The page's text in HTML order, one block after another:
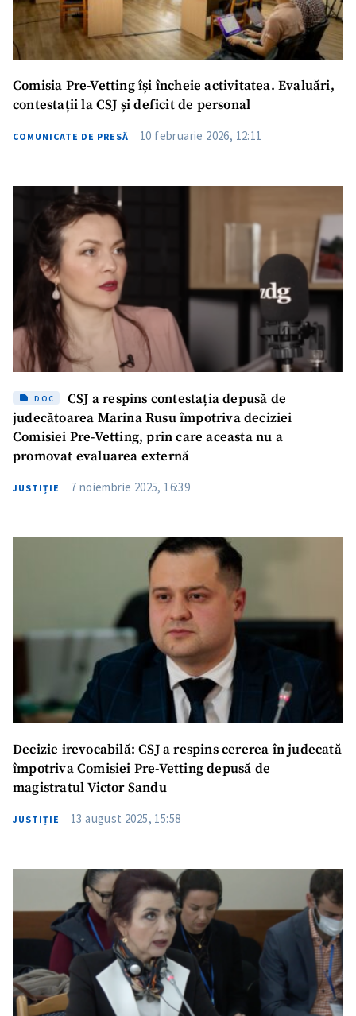
Comisia Pre-Vetting își încheie activitatea. Evaluări,
contestații la CSJ și deficit de personal
COMUNICATE DE PRESĂ 10 februarie 2026, 12:11
DOC
CSJ a respins contestația depusă de
judecătoarea Marina Rusu împotriva deciziei
Comisiei Pre-Vetting, prin care aceasta nu a
promovat evaluarea externă
JUSTIȚIE 7 noiembrie 2025, 16:39
Decizie irevocabilă: CSJ a respins cererea în judecată
împotriva Comisiei Pre-Vetting depusă de
magistratul Victor Sandu
JUSTIȚIE 13 august 2025, 15:58